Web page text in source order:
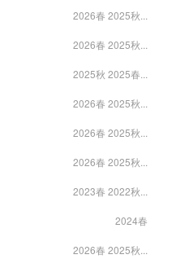
2026春 2025秋...
2026春 2025秋...
2025秋 2025春...
2026春 2025秋...
2026春 2025秋...
2026春 2025秋...
2023春 2022秋...
2024春
2026春 2025秋...